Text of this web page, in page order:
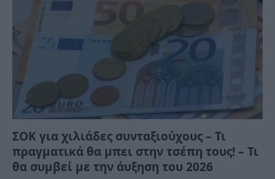
ΣΟΚ για χιλιάδες συνταξιούχους – Τι
πραγματικά θα μπει στην τσέπη τους! – Τι
θα συμβεί με την άυξηση του 2026